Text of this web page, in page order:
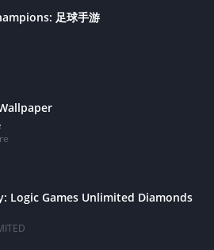
足球手游
Logic Games Unlimited Diamonds